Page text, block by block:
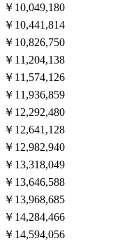
￥10,049,180
￥10,441,814
￥10,826,750
￥11,204,138
￥11,574,126
￥11,936,859
￥12,292,480
￥12,641,128
￥12,982,940
￥13,318,049
￥13,646,588
￥13,968,685
￥14,284,466
￥14,594,056